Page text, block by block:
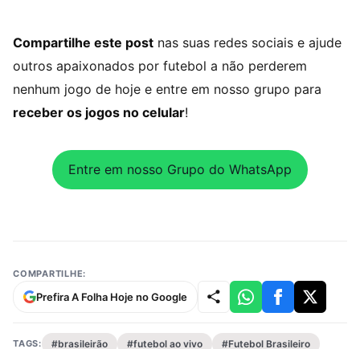
Compartilhe este post nas suas redes sociais e ajude
outros apaixonados por futebol a não perderem
nenhum jogo de hoje e entre em nosso grupo para
receber os jogos no celular!
Entre em nosso Grupo do WhatsApp
COMPARTILHE:
Prefira A Folha Hoje no Google
TAGS: #brasileirão #futebol ao vivo
#Futebol Brasileiro